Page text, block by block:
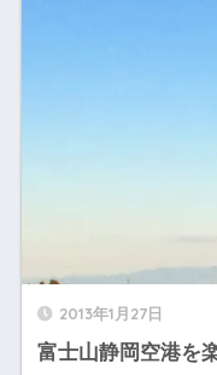
2013年1月27日
富士山静岡空港を